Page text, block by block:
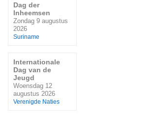
Dag der
Inheemsen
Zondag 9 augustus
2026
Suriname
Internationale
Dag van de
Jeugd
Woensdag 12
augustus 2026
Verenigde Naties